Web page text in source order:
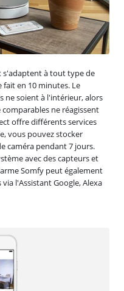
s'adaptent à tout type de
en 10 minutes. Le
ne soient à l'intérieur, alors
ne réagissent
offre différents services
vous pouvez stocker
caméra pendant 7 jours.
avec des capteurs et
Somfy peut également
l'Assistant Google, Alexa